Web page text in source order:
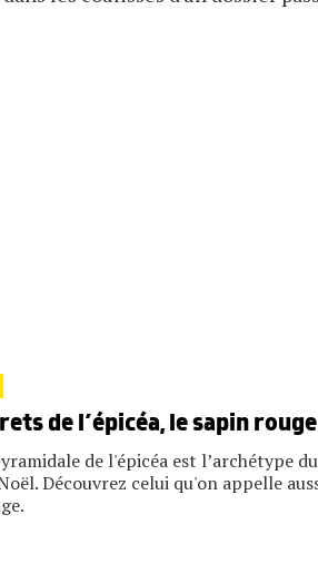
de l’épicéa, le sapin rouge
de l'épicéa est l’archétype du
Découvrez celui qu'on appelle